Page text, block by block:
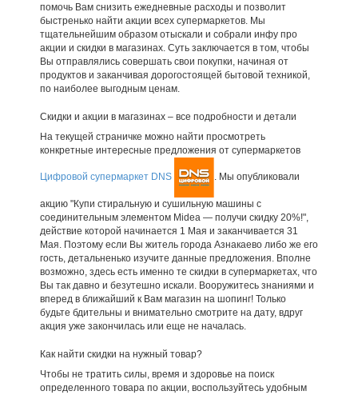
помочь Вам снизить ежедневные расходы и позволит
быстренько найти акции всех супермаркетов. Мы
тщательнейшим образом отыскали и собрали инфу про
акции и скидки в магазинах. Суть заключается в том, чтобы
Вы отправлялись совершать свои покупки, начиная от
продуктов и заканчивая дорогостоящей бытовой техникой,
по наиболее выгодным ценам.
Скидки и акции в магазинах – все подробности и детали
На текущей страничке можно найти просмотреть
конкретные интересные предложения от супермаркетов
Цифровой супермаркет DNS . Мы опубликовали
акцию "Купи стиральную и сушильную машины с
соединительным элементом Midea — получи скидку 20%!",
действие которой начинается 1 Мая и заканчивается 31
Мая. Поэтому если Вы житель города Азнакаево либо же его
гость, детальненько изучите данные предложения. Вполне
возможно, здесь есть именно те скидки в супермаркетах, что
Вы так давно и безутешно искали. Вооружитесь знаниями и
вперед в ближайший к Вам магазин на шопинг! Только
будьте бдительны и внимательно смотрите на дату, вдруг
акция уже закончилась или еще не началась.
Как найти скидки на нужный товар?
Чтобы не тратить силы, время и здоровье на поиск
определенного товара по акции, воспользуйтесь удобным